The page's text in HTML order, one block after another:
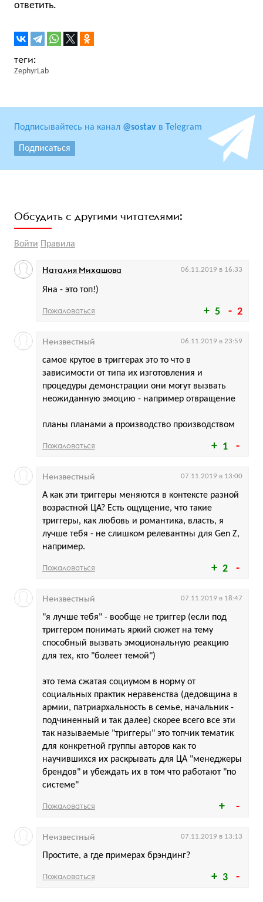
ответить.
ZephyrLab
Подписывайтесь на канал @sostav в Telegram
Подписаться
Обсудить с другими читателями:
Войти Правила
5 2
Яна - это топ!)
Наталия Михашова 06.11.2019 в 16:33
Пожаловаться
1
самое крутое в триггерах это то что в
зависимости от типа их изготовления и
процедуры демонстрации они могут вызвать
неожиданную эмоцию - например отвращение
планы планами а производство производством
Неизвестный 06.11.2019 в 23:59
Пожаловаться
2
А как эти триггеры меняются в контексте разной
возрастной ЦА? Есть ощущение, что такие
триггеры, как любовь и романтика, власть, я
лучше тебя - не слишком релевантны для Gen Z,
например.
Неизвестный 07.11.2019 в 13:00
Пожаловаться
"я лучше тебя" - вообще не триггер (если под
триггером понимать яркий сюжет на тему
способный вызвать эмоциональную реакцию
для тех, кто "болеет темой")
это тема сжатая социумом в норму от
социальных практик неравенства (дедовщина в
армии, патриархальность в семье, начальник -
подчиненный и так далее) скорее всего все эти
так называемые "триггеры" это топчик тематик
для конкретной группы авторов как то
научившихся их раскрывать для ЦА "менеджеры
брендов" и убеждать их в том что работают "по
системе"
Неизвестный 07.11.2019 в 18:47
Пожаловаться
3
Простите, а где примерах брэндинг?
Неизвестный 07.11.2019 в 13:13
Пожаловаться